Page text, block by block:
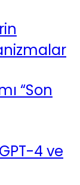
“Son
4 ve